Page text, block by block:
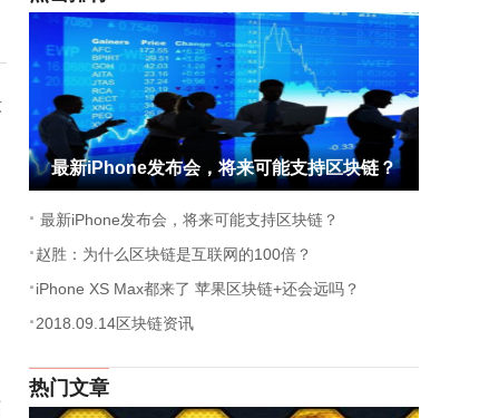
最新iPhone发布会，将来可能支持区块链？
· 最新iPhone发布会，将来可能支持区块链？
·赵胜：为什么区块链是互联网的100倍？
·iPhone XS Max都来了 苹果区块链+还会远吗？
·2018.09.14区块链资讯
热门文章